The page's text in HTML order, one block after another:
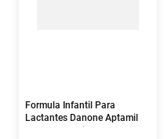
Formula Infantil Para
Lactantes Danone Aptamil